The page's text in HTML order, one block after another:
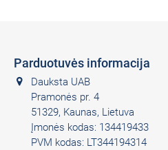
Parduotuvės informacija
Dauksta UAB
Pramonės pr. 4
51329, Kaunas, Lietuva
Įmonės kodas: 134419433
PVM kodas: LT344194314